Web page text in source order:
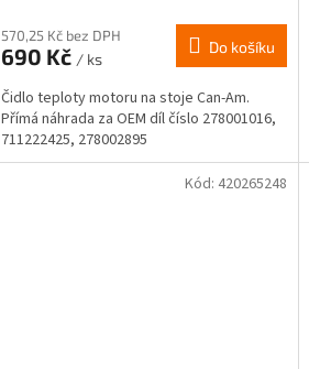
570,25 Kč bez DPH
690 Kč / ks
Do košíku
Čidlo teploty motoru na stoje Can-Am.
Přímá náhrada za OEM díl číslo 278001016,
711222425, 278002895
Kód: 420265248